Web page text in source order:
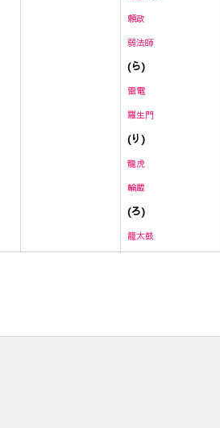
頼政
弱法師
(ら)
雷電
羅生門
(り)
龍虎
輪蔵
(ろ)
籠太鼓